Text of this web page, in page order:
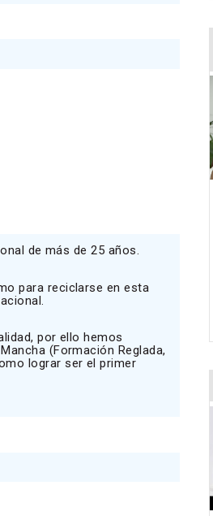
de más de 25 años.
para reciclarse en esta
por ello hemos
(Formación Reglada,
lograr ser el primer